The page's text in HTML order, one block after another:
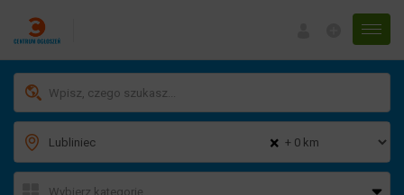
Menu
×